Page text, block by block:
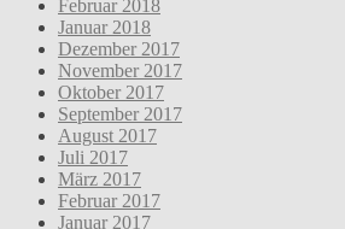
Februar 2018
Januar 2018
Dezember 2017
November 2017
Oktober 2017
September 2017
August 2017
Juli 2017
März 2017
Februar 2017
Januar 2017